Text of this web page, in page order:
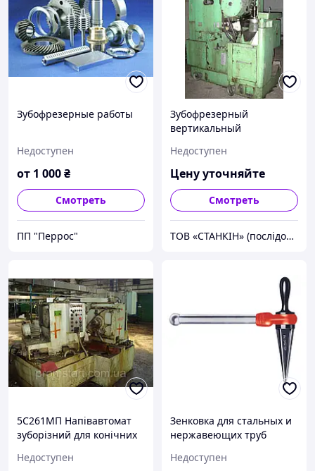
Зубофрезерные работы
Недоступен
от 1 000₴
Смотреть
ПП "Перрос"
Зубофрезерный
вертикальный
Недоступен
Цену уточняйте
Смотреть
ТОВ «СТАНКІН» (послідовник ТОВ «Київський верстатобудівний завод» - Завод верстатів-авт.ім.Горького)
5С261МП Напівавтомат
зуборізний для конічних
зубцями
Недоступен
Зенковка для стальных и
нержавеющих труб
Недоступен